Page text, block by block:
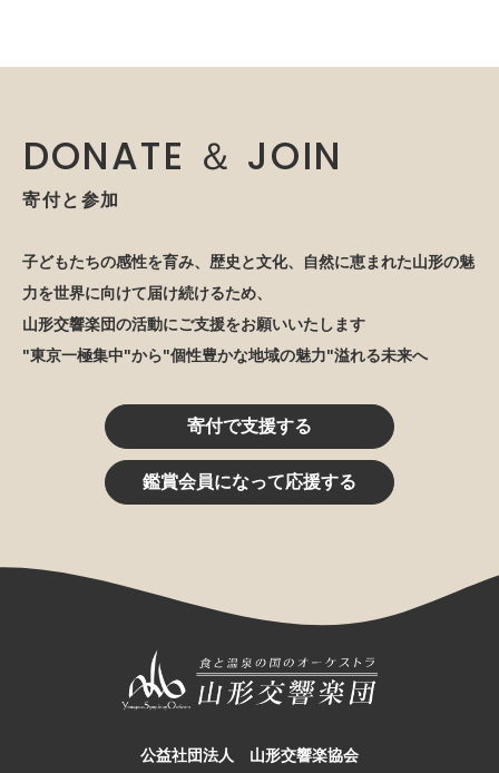
DONATE ＆ JOIN
寄付と参加
子どもたちの感性を育み、歴史と文化、自然に恵まれた山形の魅
力を世界に向けて届け続けるため、
山形交響楽団の活動にご支援をお願いいたします
"東京一極集中"から"個性豊かな地域の魅力"溢れる未来へ
寄付で支援する
鑑賞会員になって応援する
公益社団法人 山形交響楽協会